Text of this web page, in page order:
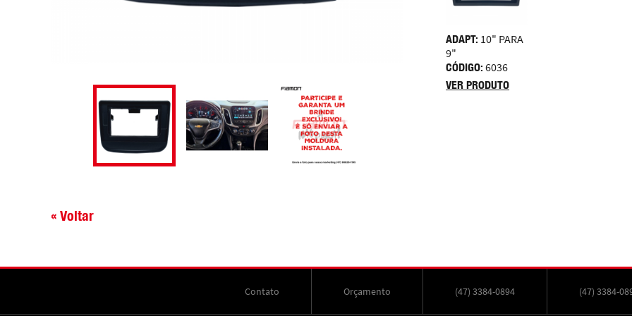
ADAPT: 10" PARA
9"
CÓDIGO: 6036
VER PRODUTO
« Voltar
Contato Orçamento (47) 3384-0894 (47) 3384-